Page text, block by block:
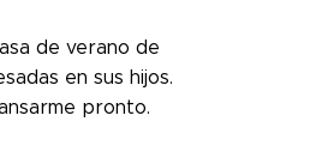
de verano de
en sus hijos.
pronto.